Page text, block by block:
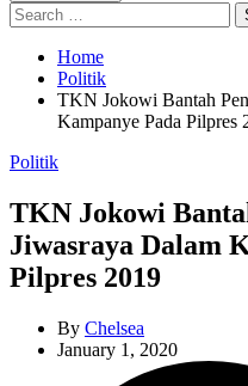
Search
for:
Home
Politik
TKN Jokowi Bantah
Kampanye Pada Pilpres
Categories
Politik
TKN Jokowi
Jiwasraya Dalam
Pilpres 2019
By Chelsea
January 1, 2020